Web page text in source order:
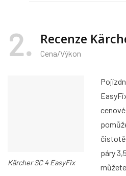
2 Recenze
Cena/Výkon
Kärcher SC 4 EasyFix
čistotě
páry